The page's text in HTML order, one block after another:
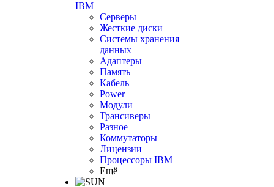
IBM
Серверы
Жесткие диски
Системы хранения
данных
Адаптеры
Память
Кабель
Power
Модули
Трансиверы
Разное
Коммутаторы
Лицензии
Процессоры IBM
Ещё